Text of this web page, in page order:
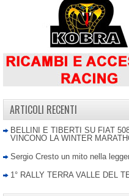
ARTICOLI RECENTI
BELLINI E TIBERTI SU FIAT
VINCONO LA WINTER
Sergio Cresto un mito nella
1° RALLY TERRA VALLE DEL